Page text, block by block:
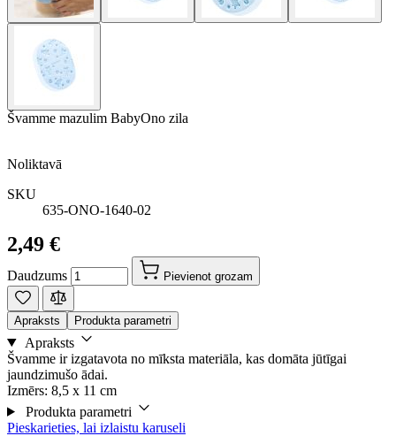
Švamme mazulim BabyOno zila
Noliktavā
SKU
635-ONO-1640-02
2,49 €
Daudzums Pievienot grozam
Apraksts Produkta parametri
Apraksts
Švamme ir izgatavota no mīksta materiāla, kas domāta jūtīgai
jaundzimušo ādai.
Izmērs: 8,5 x 11 cm
Produkta parametri
Pieskarieties, lai izlaistu karuseli